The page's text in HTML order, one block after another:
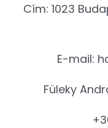
Cím: 1023
E-mail:
Füleky